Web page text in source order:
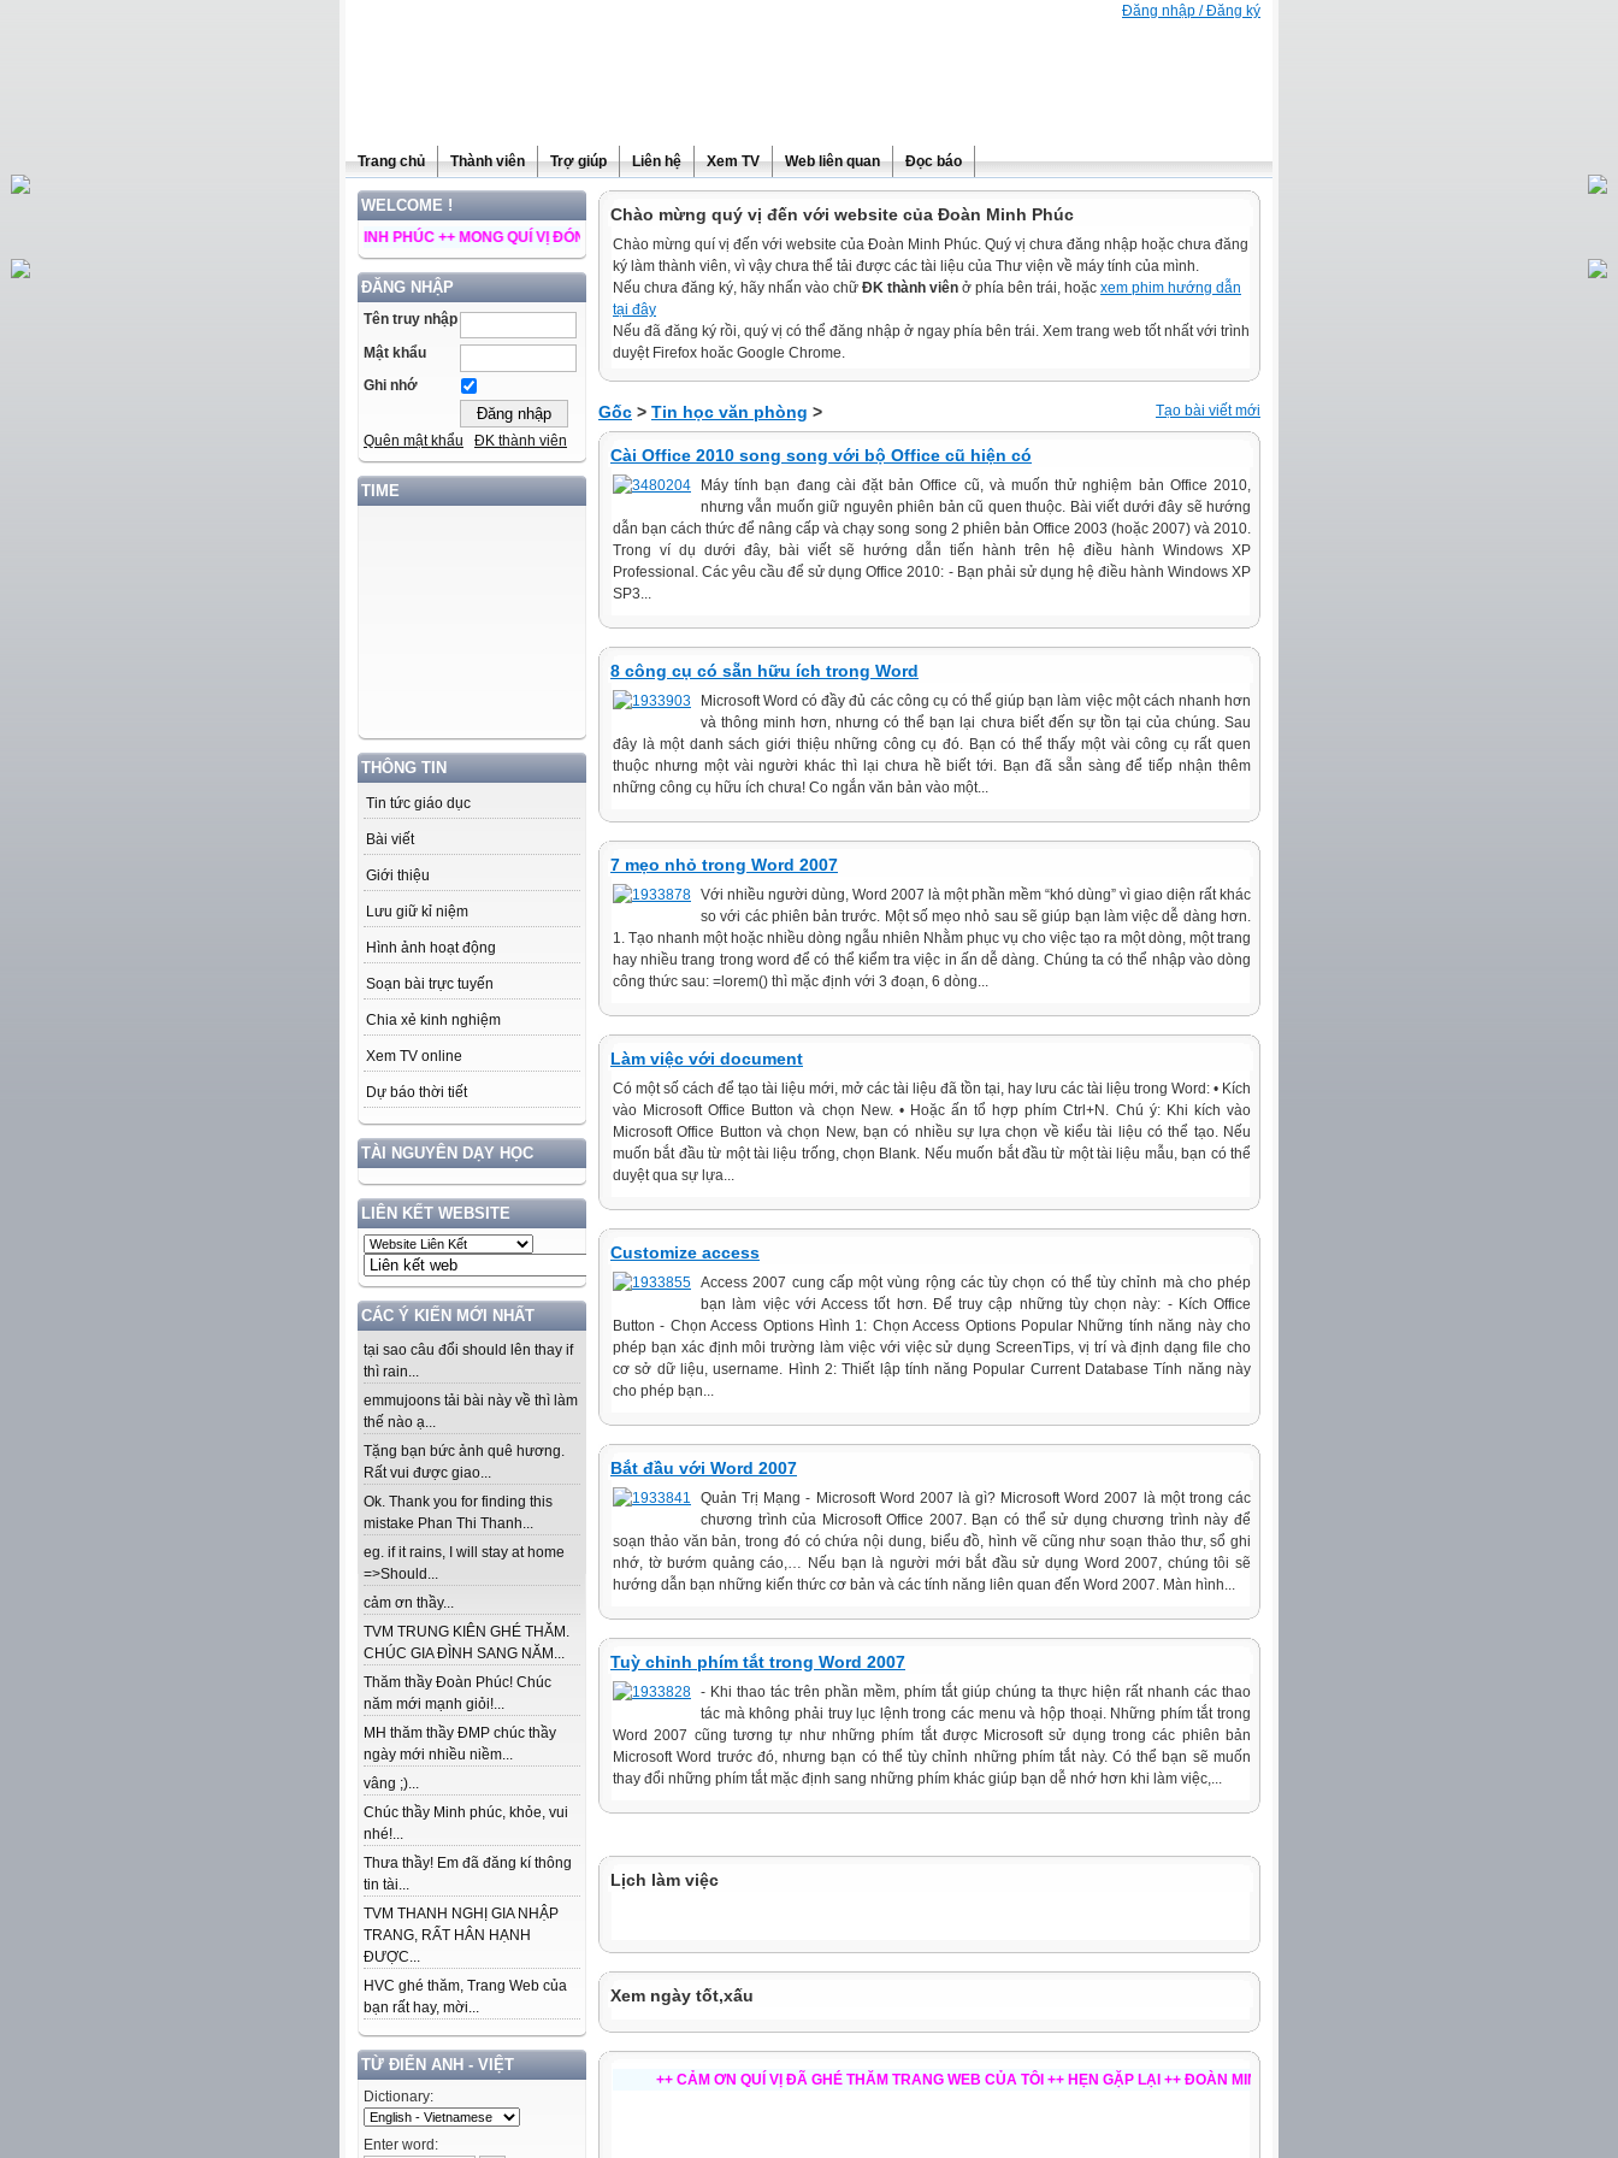
Đăng nhập / Đăng ký
Trang chủ Thành viên Trợ giúp Liên hệ Xem TV Web liên quan Đọc báo
WELCOME !
QUÍ VỊ GHÉ THĂM TRANG WEB CỦA MINH PHÚC ++ MONG QUÍ VỊ ĐÓNG GÓP Ý KIẾN ĐỂ TRANG WEB NGÀY CÀNG PHÁT TRIỂN ++ CHÚC QUÍ VỊ LUÔN HẠNH PHÚC VÀ THÀNH ĐẠT
ĐĂNG NHẬP
Tên truy nhập
Mật khẩu
Ghi nhớ
Quên mật khẩu ĐK thành viên
TIME
THÔNG TIN
Tin tức giáo dục
Bài viết
Giới thiệu
Lưu giữ kỉ niệm
Hình ảnh hoạt động
Soạn bài trực tuyến
Chia xẻ kinh nghiệm
Xem TV online
Dự báo thời tiết
TÀI NGUYÊN DẠY HỌC
LIÊN KẾT WEBSITE
CÁC Ý KIẾN MỚI NHẤT
tại sao câu đổi should lên thay if
thì rain...
emmujoons tải bài này về thì làm
thế nào ạ...
Tặng bạn bức ảnh quê hương.
Rất vui được giao...
Ok. Thank you for finding this
mistake Phan Thi Thanh...
eg. if it rains, I will stay at home
=>Should...
cảm ơn thầy...
TVM TRUNG KIÊN GHÉ THĂM.
CHÚC GIA ĐÌNH SANG NĂM...
Thăm thầy Đoàn Phúc! Chúc
năm mới mạnh giỏi!...
MH thăm thầy ĐMP chúc thầy
ngày mới nhiều niềm...
vâng ;)...
Chúc thầy Minh phúc, khỏe, vui
nhé!...
Thưa thầy! Em đã đăng kí thông
tin tài...
TVM THANH NGHỊ GIA NHẬP
TRANG, RẤT HÂN HẠNH
ĐƯỢC...
HVC ghé thăm, Trang Web của
bạn rất hay, mời...
TỪ ĐIỂN ANH - VIỆT
Dictionary:
Enter word:
Chào mừng quý vị đến với website của Đoàn Minh Phúc
Chào mừng quí vị đến với website của Đoàn Minh Phúc. Quý vị chưa đăng nhập hoặc chưa đăng
ký làm thành viên, vì vậy chưa thể tải được các tài liệu của Thư viện về máy tính của mình.
Nếu chưa đăng ký, hãy nhấn vào chữ ĐK thành viên ở phía bên trái, hoặc xem phim hướng dẫn
tại đây
Nếu đã đăng ký rồi, quý vị có thể đăng nhập ở ngay phía bên trái. Xem trang web tốt nhất với trình
duyệt Firefox hoăc Google Chrome.
Gốc > Tin học văn phòng > Tạo bài viết mới
Cài Office 2010 song song với bộ Office cũ hiện có
Máy tính bạn đang cài đặt bản Office cũ, và muốn thử nghiệm bản Office 2010,
nhưng vẫn muốn giữ nguyên phiên bản cũ quen thuộc. Bài viết dưới đây sẽ hướng
dẫn bạn cách thức để nâng cấp và chạy song song 2 phiên bản Office 2003 (hoặc 2007) và 2010.
Trong ví dụ dưới đây, bài viết sẽ hướng dẫn tiến hành trên hệ điều hành Windows XP
Professional. Các yêu cầu để sử dụng Office 2010: - Bạn phải sử dụng hệ điều hành Windows XP
SP3...
8 công cụ có sẵn hữu ích trong Word
Microsoft Word có đầy đủ các công cụ có thể giúp bạn làm việc một cách nhanh hơn
và thông minh hơn, nhưng có thể bạn lại chưa biết đến sự tồn tại của chúng. Sau
đây là một danh sách giới thiệu những công cụ đó. Bạn có thể thấy một vài công cụ rất quen
thuộc nhưng một vài người khác thì lại chưa hề biết tới. Bạn đã sẵn sàng để tiếp nhận thêm
những công cụ hữu ích chưa! Co ngắn văn bản vào một...
7 mẹo nhỏ trong Word 2007
Với nhiều người dùng, Word 2007 là một phần mềm “khó dùng” vì giao diện rất khác
so với các phiên bản trước. Một số mẹo nhỏ sau sẽ giúp bạn làm việc dễ dàng hơn.
1. Tạo nhanh một hoặc nhiều dòng ngẫu nhiên Nhằm phục vụ cho việc tạo ra một dòng, một trang
hay nhiều trang trong word để có thể kiểm tra việc in ấn dễ dàng. Chúng ta có thể nhập vào dòng
công thức sau: =lorem() thì mặc định với 3 đoạn, 6 dòng...
Làm việc với document
Có một số cách để tạo tài liệu mới, mở các tài liệu đã tồn tại, hay lưu các tài liệu trong Word: • Kích
vào Microsoft Office Button và chọn New. • Hoặc ấn tổ hợp phím Ctrl+N. Chú ý: Khi kích vào
Microsoft Office Button và chọn New, bạn có nhiều sự lựa chọn về kiểu tài liệu có thể tạo. Nếu
muốn bắt đầu từ một tài liệu trống, chọn Blank. Nếu muốn bắt đầu từ một tài liệu mẫu, bạn có thể
duyệt qua sự lựa...
Customize access
Access 2007 cung cấp một vùng rộng các tùy chọn có thể tùy chỉnh mà cho phép
bạn làm việc với Access tốt hơn. Để truy cập những tùy chọn này: - Kích Office
Button - Chọn Access Options Hình 1: Chọn Access Options Popular Những tính năng này cho
phép bạn xác định môi trường làm việc với việc sử dụng ScreenTips, vị trí và định dạng file cho
cơ sở dữ liệu, username. Hình 2: Thiết lập tính năng Popular Current Database Tính năng này
cho phép bạn...
Bắt đầu với Word 2007
Quản Trị Mạng - Microsoft Word 2007 là gì? Microsoft Word 2007 là một trong các
chương trình của Microsoft Office 2007. Bạn có thể sử dụng chương trình này để
soạn thảo văn bản, trong đó có chứa nội dung, biểu đồ, hình vẽ cũng như soạn thảo thư, sổ ghi
nhớ, tờ bướm quảng cáo,… Nếu bạn là người mới bắt đầu sử dụng Word 2007, chúng tôi sẽ
hướng dẫn bạn những kiến thức cơ bản và các tính năng liên quan đến Word 2007. Màn hình...
Tuỳ chỉnh phím tắt trong Word 2007
- Khi thao tác trên phần mềm, phím tắt giúp chúng ta thực hiện rất nhanh các thao
tác mà không phải truy lục lệnh trong các menu và hộp thoại. Những phím tắt trong
Word 2007 cũng tương tự như những phím tắt được Microsoft sử dụng trong các phiên bản
Microsoft Word trước đó, nhưng bạn có thể tùy chỉnh những phím tắt này. Có thể bạn sẽ muốn
thay đổi những phím tắt mặc định sang những phím khác giúp bạn dễ nhớ hơn khi làm việc,...
Lịch làm việc
Xem ngày tốt,xấu
++ CẢM ƠN QUÍ VỊ ĐÃ GHÉ THĂM TRANG WEB CỦA TÔI ++ HẸN GẶP LẠI ++ ĐOÀN MINH PHÚC - TRƯỜNG THPT CHỢ MỚI - EMAIL: